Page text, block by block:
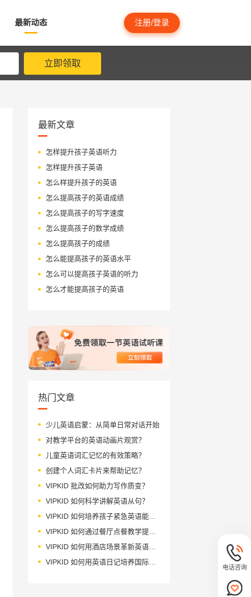
最新动态 注册/登录
立即领取
最新文章
怎样提升孩子英语听力
怎样提升孩子英语
怎么样提升孩子的英语
怎么提高孩子的英语成绩
怎么提高孩子的写字速度
怎么提高孩子的数学成绩
怎么提高孩子的成绩
怎么能提高孩子的英语水平
怎么可以提高孩子英语的听力
怎么才能提高孩子的英语
热门文章
少儿英语启蒙：从简单日常对话开始
对教学平台的英语动画片观赏？
儿童英语词汇记忆的有效策略？
创建个人词汇卡片来帮助记忆？
VIPKID 批改如何助力写作质变？
VIPKID 如何科学讲解英语从句？
VIPKID 如何培养孩子紧急英语能力？
VIPKID 如何通过餐厅点餐教学提升少儿英语应用能力？
VIPKID 如何用酒店场景革新英语教学？
VIPKID 如何用英语日记培养国际化人才？
电话咨询